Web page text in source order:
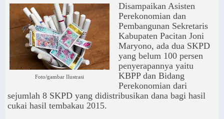
Foto/gambar Ilustrasi
Disampaikan Asisten
Perekonomian dan
Pembangunan Sekretaris
Kabupaten Pacitan Joni
Maryono, ada dua SKPD
yang belum 100 persen
penyerapannya yaitu
KBPP dan Bidang
Perekonomian dari
sejumlah 8 SKPD yang didistribusikan dana bagi hasil
cukai hasil tembakau 2015.